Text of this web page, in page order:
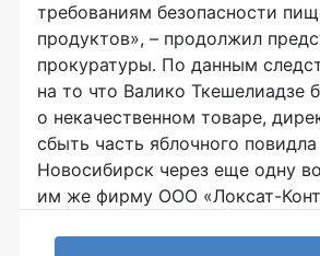
требованиям безопасности
продуктов», – продолжил
прокуратуры. По данным
на то что Валико Ткешелиадзе
о некачественном товаре,
сбыть часть яблочного
Новосибирск через еще одну
им же фирму ООО «Локсат-